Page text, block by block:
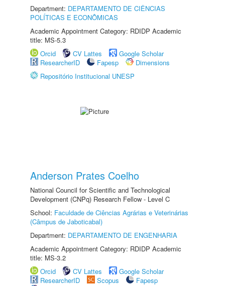
Department: DEPARTAMENTO DE CIÊNCIAS
POLÍTICAS E ECONÔMICAS
Academic Appointment Category: RDIDP Academic
title: MS-5.3
Orcid
CV Lattes
Google Scholar
ResearcherID
Fapesp
Dimensions
Repositório Institucional UNESP
Anderson Prates Coelho
National Council for Scientific and Technological
Development (CNPq) Research Fellow - Level C
School: Faculdade de Ciências Agrárias e Veterinárias
(Câmpus de Jaboticabal)
Department: DEPARTAMENTO DE ENGENHARIA
Academic Appointment Category: RDIDP Academic
title: MS-3.2
Orcid
CV Lattes
Google Scholar
ResearcherID
Scopus
Fapesp